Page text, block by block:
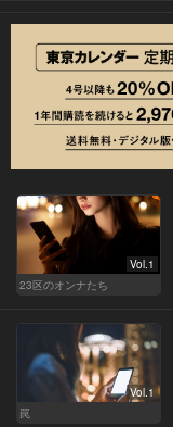
Vol.1
23区のオンナたち
Vol.1
罠